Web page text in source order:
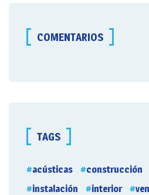
COMENTARIOS
TAGS
acústicas construcción
instalación
interior